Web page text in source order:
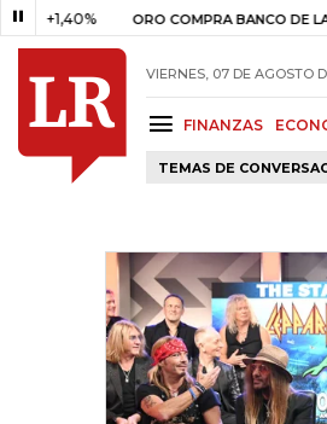
ORO COMPRA BANCO DE LA
VIERNES, 07 DE AGOSTO
FINANZAS
TEMAS DE